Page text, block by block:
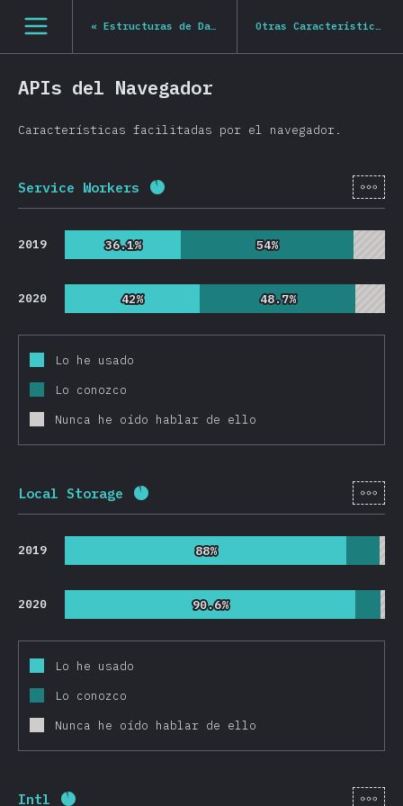
[es-ES] general.open_nav
« Estructuras de Datos Otras Características
APIs del Navegador
Características facilitadas por el navegador.
Service Workers Porcentaje completado: 91.3% (
[es-
2019 36.1%
36.1% 54%
54%
2020 42%
42% 48.7%
48.7%
Lo he usado
Lo conozco
Nunca he oído hablar de ello
Local Storage Porcentaje completado: % (
[es-
2019 88%
88%
2020 90.6%
90.6%
Lo he usado
Lo conozco
Nunca he oído hablar de ello
Intl Porcentaje completado: [es-